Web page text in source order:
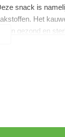
snack is
Het
gezond en